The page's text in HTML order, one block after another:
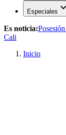
Especiales expand_more
Es noticia:
Cali
Inicio